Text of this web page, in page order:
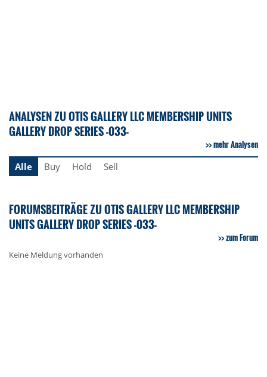
ANALYSEN ZU OTIS GALLERY LLC MEMBERSHIP UNITS
GALLERY DROP SERIES -033-
mehr Analysen
Alle
Buy Hold Sell
FORUMSBEITRÄGE ZU OTIS GALLERY LLC MEMBERSHIP
UNITS GALLERY DROP SERIES -033-
zum Forum
Keine Meldung vorhanden